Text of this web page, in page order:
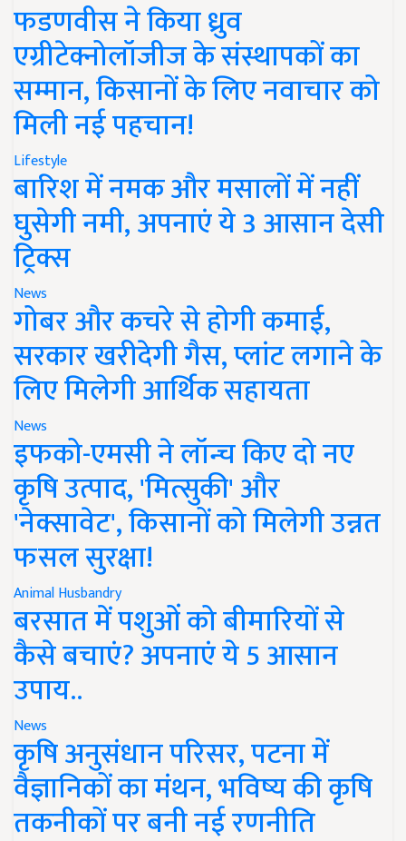
फडणवीस ने किया ध्रुव
एग्रीटेक्नोलॉजीज के संस्थापकों का
सम्मान, किसानों के लिए नवाचार को
मिली नई पहचान!
Lifestyle
बारिश में नमक और मसालों में नहीं
घुसेगी नमी, अपनाएं ये 3 आसान देसी
ट्रिक्स
News
गोबर और कचरे से होगी कमाई,
सरकार खरीदेगी गैस, प्लांट लगाने के
लिए मिलेगी आर्थिक सहायता
News
इफको-एमसी ने लॉन्च किए दो नए
कृषि उत्पाद, 'मित्सुकी' और
'नेक्सावेट', किसानों को मिलेगी उन्नत
फसल सुरक्षा!
Animal Husbandry
बरसात में पशुओं को बीमारियों से
कैसे बचाएं? अपनाएं ये 5 आसान
उपाय..
News
कृषि अनुसंधान परिसर, पटना में
वैज्ञानिकों का मंथन, भविष्य की कृषि
तकनीकों पर बनी नई रणनीति